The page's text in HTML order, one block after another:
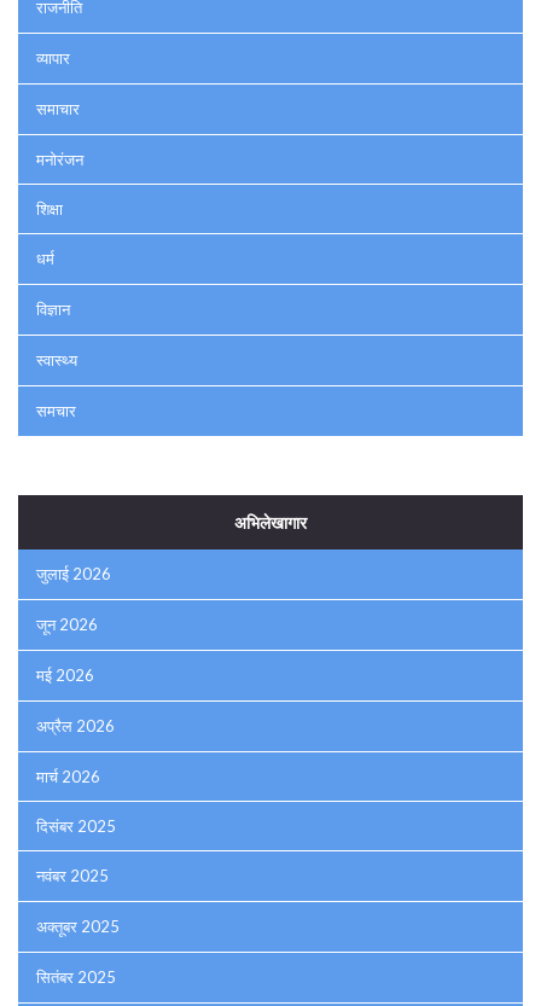
राजनीति
व्यापार
समाचार
मनोरंजन
शिक्षा
धर्म
विज्ञान
स्वास्थ्य
समचार
अभिलेखागार
जुलाई 2026
जून 2026
मई 2026
अप्रैल 2026
मार्च 2026
दिसंबर 2025
नवंबर 2025
अक्तूबर 2025
सितंबर 2025